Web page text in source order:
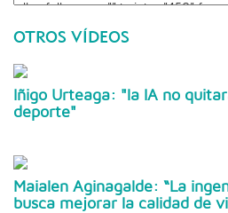
OTROS VÍDEOS
Iñigo Urteaga: "la IA no
deporte"
Maialen Aginagalde: “La
busca mejorar la calidad de